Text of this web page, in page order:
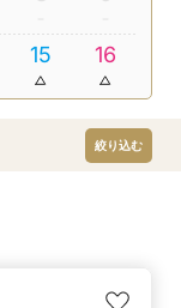
15 16
絞り込む